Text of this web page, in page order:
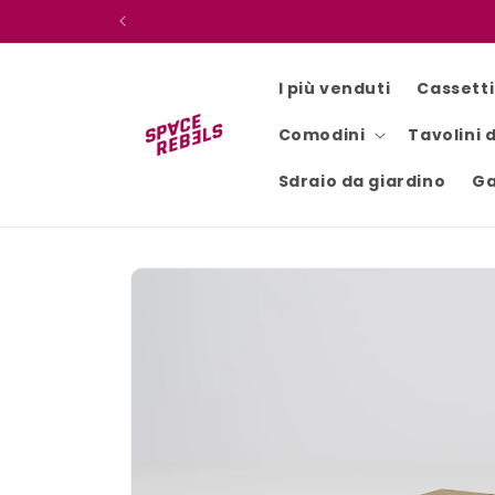
direttamente
ai contenuti
I più venduti
Comodini Tavolini
Sdraio da giardino